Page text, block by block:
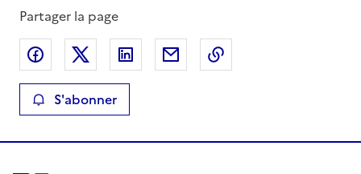
Partager la page
Partager sur Facebook
Partager sur XPartager sur LinkedIn
Partager par email
S'abonner